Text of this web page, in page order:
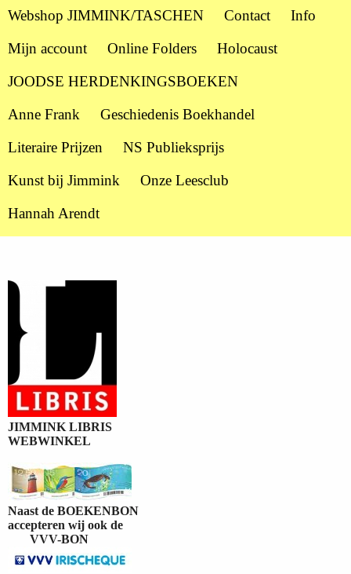
Webshop JIMMINK/TASCHEN
Contact
Info
Mijn account
Online Folders
Holocaust
JOODSE HERDENKINGSBOEKEN
Anne Frank
Geschiedenis Boekhandel
Literaire Prijzen
NS Publieksprijs
Kunst bij Jimmink
Onze Leesclub
Hannah Arendt
JIMMINK LIBRIS
WEBWINKEL
Naast de BOEKENBON
accepteren wij ook de
VVV-BON